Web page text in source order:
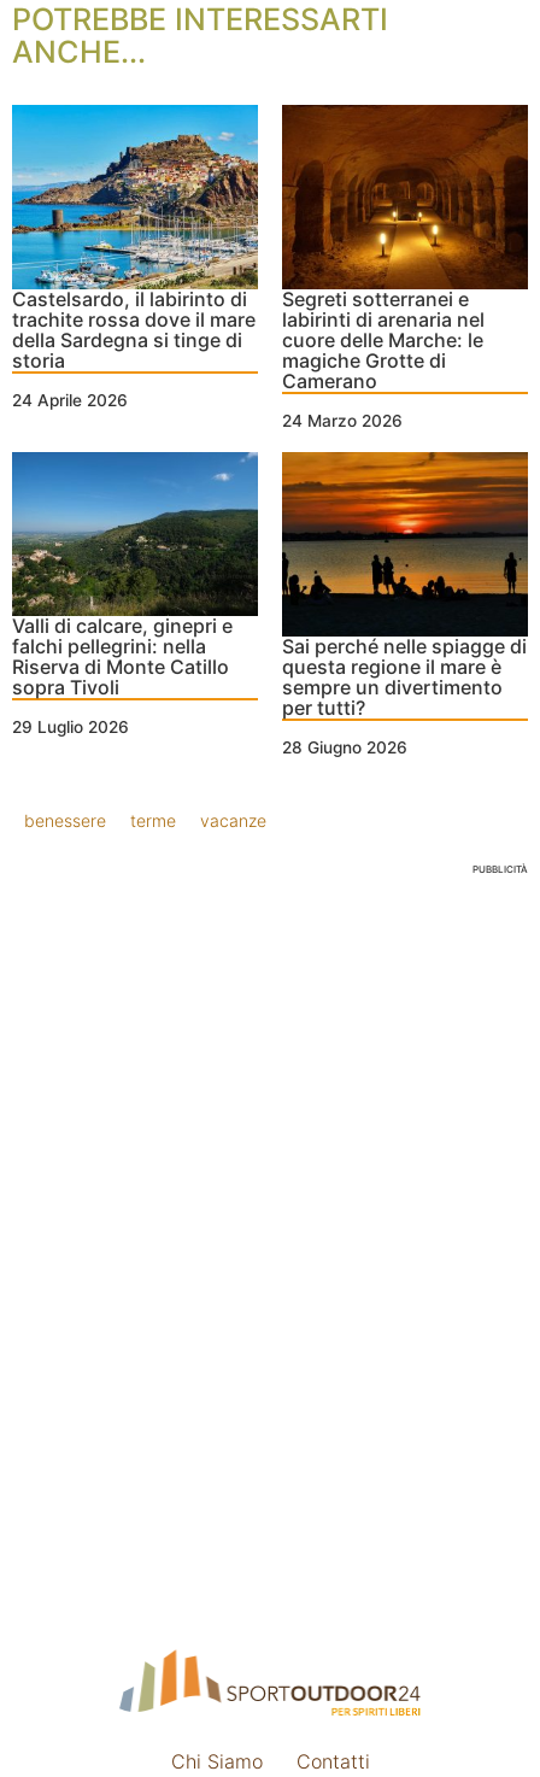
POTREBBE INTERESSARTI
ANCHE...
Castelsardo, il labirinto di
trachite rossa dove il mare
della Sardegna si tinge di
storia
24 Aprile 2026
Segreti sotterranei e
labirinti di arenaria nel
cuore delle Marche: le
magiche Grotte di
Camerano
24 Marzo 2026
Valli di calcare, ginepri e
falchi pellegrini: nella
Riserva di Monte Catillo
sopra Tivoli
29 Luglio 2026
Sai perché nelle spiagge di
questa regione il mare è
sempre un divertimento
per tutti?
28 Giugno 2026
benessere terme vacanze
PUBBLICITÀ
Chi Siamo Contatti